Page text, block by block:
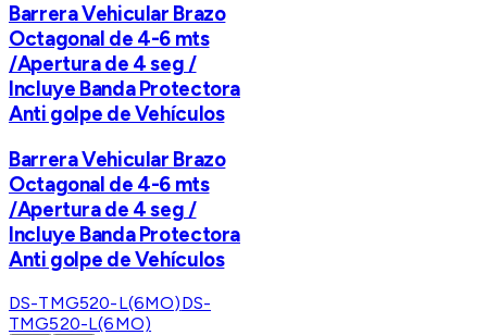
Barrera Vehicular Brazo
Octagonal de 4-6 mts
/Apertura de 4 seg /
Incluye Banda Protectora
Anti golpe de Vehículos
Barrera Vehicular Brazo
Octagonal de 4-6 mts
/Apertura de 4 seg /
Incluye Banda Protectora
Anti golpe de Vehículos
DS-TMG520-L(6MO)DS-
TMG520-L(6MO)